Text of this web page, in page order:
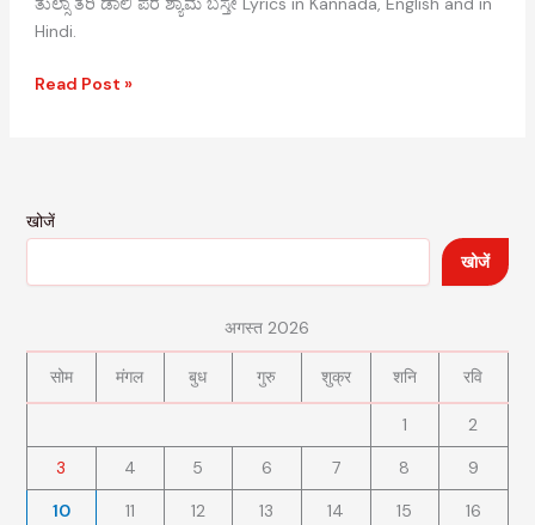
Hindi.
ಬಸ್ತೇ
Read Post »
खोजें
खोजें
अगस्त 2026
सोम मंगल बुध गुरु शुक्र शनि रवि
1
2
3
4 5 6 7 8
9
10
11 12 13 14 15 16